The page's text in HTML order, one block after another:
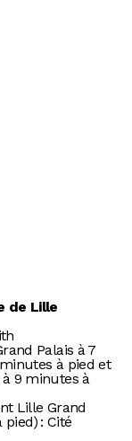
de Lille
Palais à 7
à pied et
9 minutes à
Lille Grand
pied) : Cité